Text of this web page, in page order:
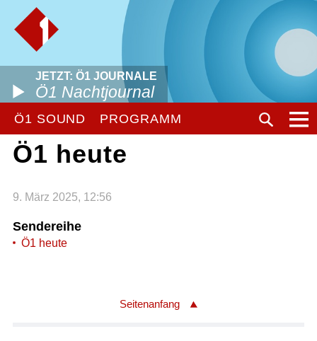
JETZT: Ö1 JOURNALE
Ö1 Nachtjournal
Ö1 SOUND PROGRAMM
Ö1 heute
9. März 2025, 12:56
Sendereihe
Ö1 heute
Seitenanfang